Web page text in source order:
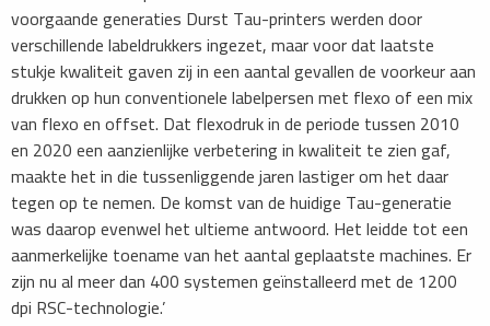
voorgaande generaties Durst Tau-printers werden door
verschillende labeldrukkers ingezet, maar voor dat laatste
stukje kwaliteit gaven zij in een aantal gevallen de voorkeur aan
drukken op hun conventionele labelpersen met flexo of een mix
van flexo en offset. Dat flexodruk in de periode tussen 2010
en 2020 een aanzienlijke verbetering in kwaliteit te zien gaf,
maakte het in die tussenliggende jaren lastiger om het daar
tegen op te nemen. De komst van de huidige Tau-generatie
was daarop evenwel het ultieme antwoord. Het leidde tot een
aanmerkelijke toename van het aantal geplaatste machines. Er
zijn nu al meer dan 400 systemen geïnstalleerd met de 1200
dpi RSC-technologie.’